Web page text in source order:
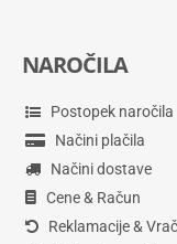
NAROČILA
Postopek naročila
Načini plačila
Načini dostave
Cene & Račun
Reklamacije &